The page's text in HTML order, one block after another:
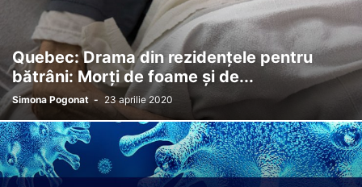
Quebec: Drama din rezidențele pentru
bătrâni: Morți de foame și de...
Simona Pogonat - 23 aprilie 2020